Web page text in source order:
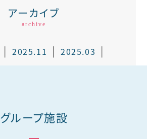
アーカイブ
archive
2025.11 2025.03
グループ施設